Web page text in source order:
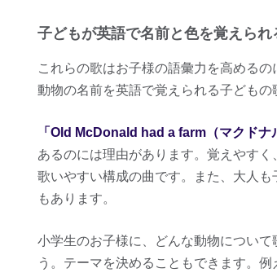
子どもが英語で名前と色を覚えられ
これらの歌はお子様の語彙力を高めるの
動物の名前を英語で覚えられる子どもの
「Old McDonald had a farm（マクドナ
あるのには理由があります。覚えやす
歌いやすい構成の曲です。また、大人
もあります。
小学生のお子様に、どんな動物につい
う。テーマを決めることもできます。